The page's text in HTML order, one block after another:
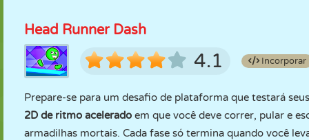
Head Runner Dash
4.1 Incorporar
Prepare-se para um desafio de plataforma que testará
2D de ritmo acelerado em que você deve correr, pular e
armadilhas mortais. Cada fase só termina quando você